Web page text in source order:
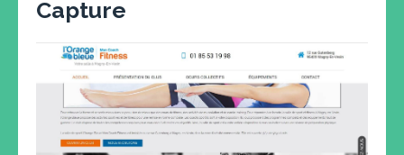
Capture